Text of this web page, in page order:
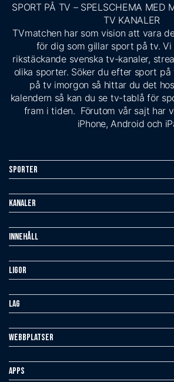
SPORT PÅ TV – SPELSCHEMA MED
TV KANALER
TVmatchen har som vision att vara
för dig som gillar sport på tv. Vi
rikstäckande svenska tv-kanaler,
olika sporter. Söker du efter sport
på tv imorgon så hittar du det
kalendern så kan du se tv-tablå för
fram i tiden. Förutom vår sajt har
iPhone, Android och
Sporter
Kanaler
Innehåll
Ligor
Lag
Webbplatser
Apps